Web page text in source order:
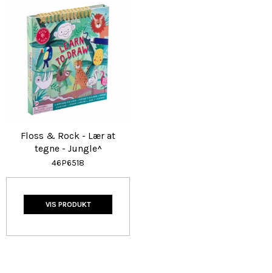
Floss & Rock - Lær at
tegne - Jungle^
46P6518
VIS PRODUKT